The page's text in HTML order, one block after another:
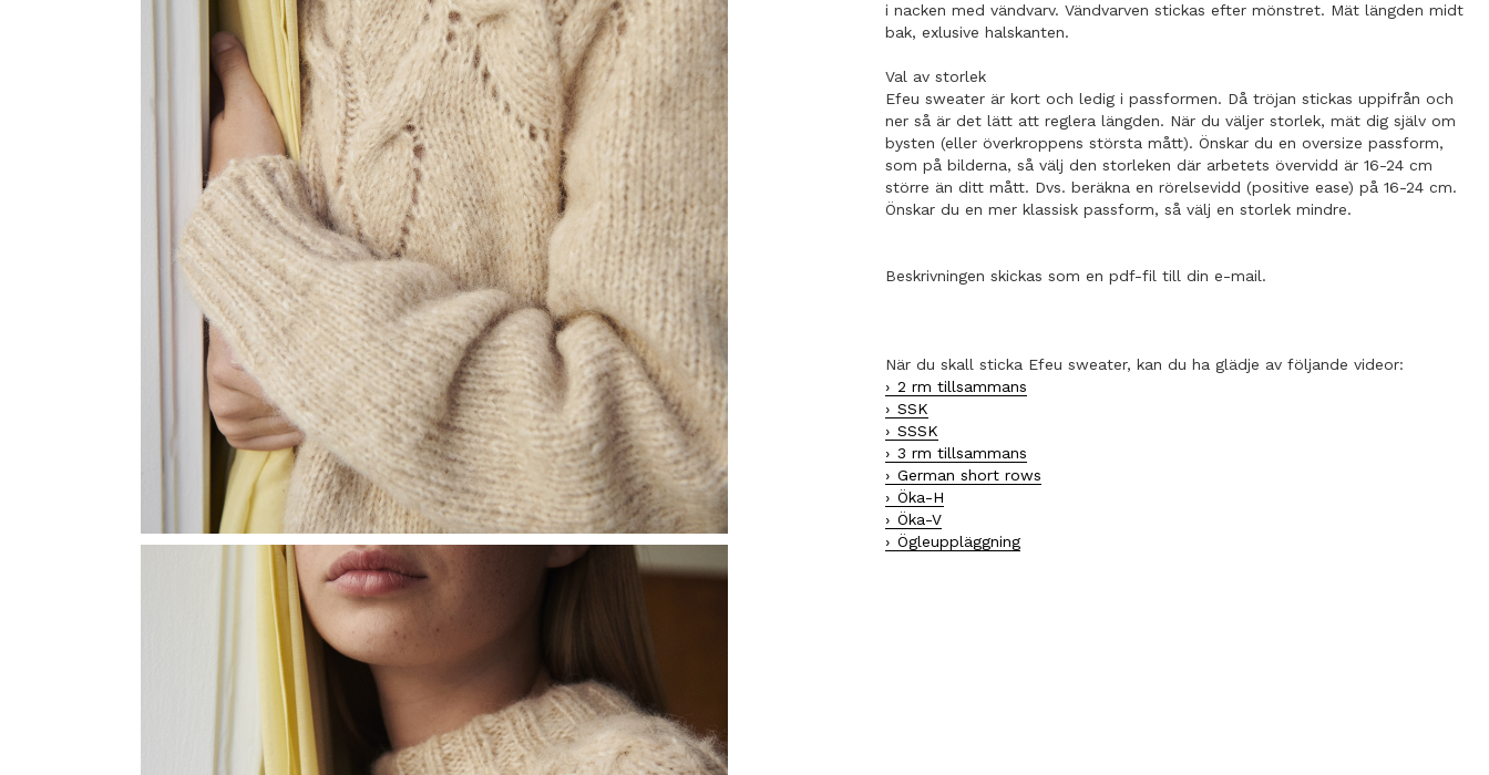
i nacken med vändvarv. Vändvarven stickas efter mönstret. Mät längden midt
bak, exlusive halskanten.
Val av storlek
Efeu sweater är kort och ledig i passformen. Då tröjan stickas uppifrån och
ner så är det lätt att reglera längden. När du väljer storlek, mät dig själv om
bysten (eller överkroppens största mått). Önskar du en oversize passform,
som på bilderna, så välj den storleken där arbetets övervidd är 16-24 cm
större än ditt mått. Dvs. beräkna en rörelsevidd (positive ease) på 16-24 cm.
Önskar du en mer klassisk passform, så välj en storlek mindre.
Beskrivningen skickas som en pdf-fil till din e-mail.
När du skall sticka Efeu sweater, kan du ha glädje av följande videor:
2 rm tillsammans
SSK
SSSK
3 rm tillsammans
German short rows
Öka-H
Öka-V
Ögleuppläggning